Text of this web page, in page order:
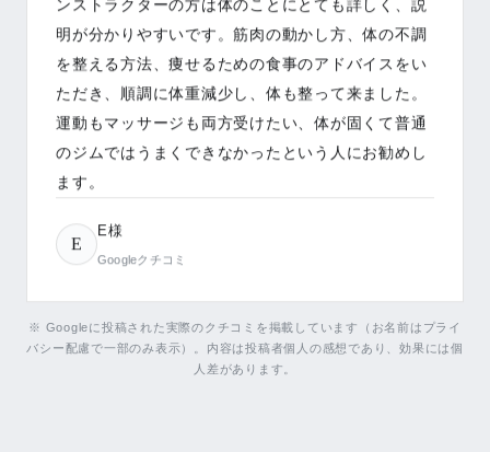
E
E様
もっと見る（残り 7件）
Googleで口コミを見る
※ Googleに投稿された実際のクチコミを掲載しています（お名前はプライ
バシー配慮で一部のみ表示）。内容は投稿者個人の感想であり、効果には個
人差があります。